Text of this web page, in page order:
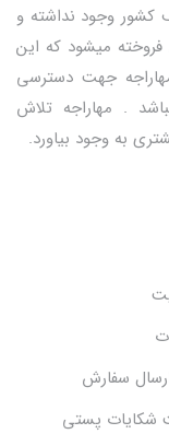
کشور وجود نداشته و
فروخته میشود که این
جهت دسترسی
. مهاراجه تلاش
به وجود بیاورد.
سفارش
شکایات پستی